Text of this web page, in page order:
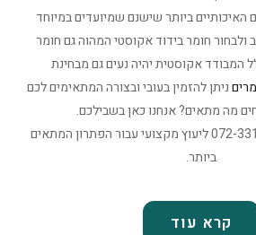
האיכותיים ביותר שישנם שמיועדים במיוחד
ולבחור חומר בידוד אקוסטי המהוה גם חומר
המבודד אקוסטית יהיה נעים גם מבחינת
ניתן להזמין בעובי ובצורה המתאימים לכם
מה מתאים? אנחנו כאן בשבילכם.
פנו אלינו בטלפון 072-3318555 ליעוץ מקצועי עבור הפתרון המתאים
ביותר.
קרא עוד